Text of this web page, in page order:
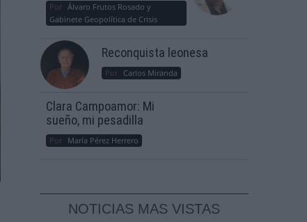
Por Álvaro Frutos Rosado y
Gabinete Geopolítica de Crisis
Reconquista leonesa
Por Carlos Miranda
Clara Campoamor: Mi
sueño, mi pesadilla
Por María Pérez Herrero
NOTICIAS MAS VISTAS